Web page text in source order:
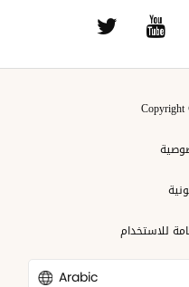
للاستخدام
Arabic